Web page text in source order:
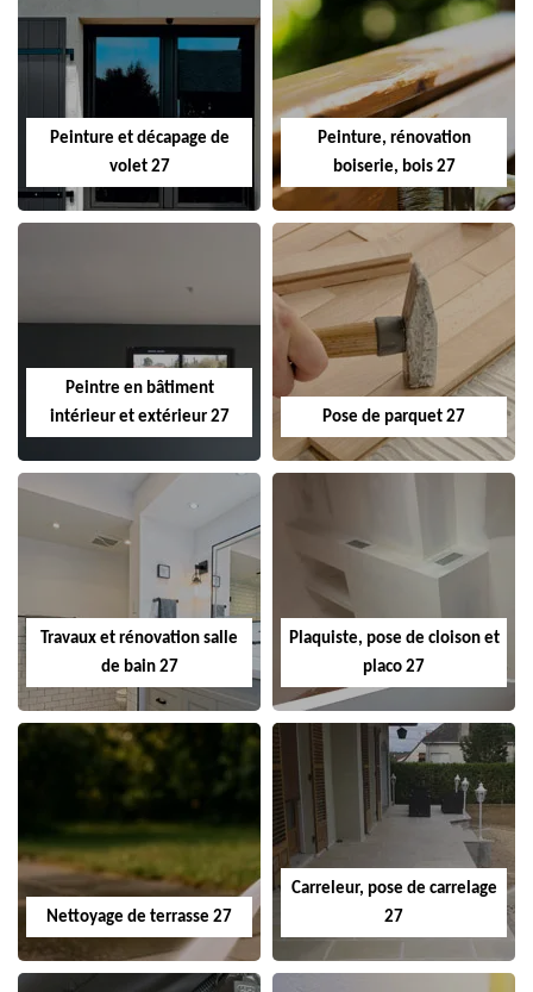
Peinture et décapage de
volet 27
Peinture, rénovation
boiserie, bois 27
Peintre en bâtiment
intérieur et extérieur 27
Pose de parquet 27
Travaux et rénovation salle
de bain 27
Plaquiste, pose de cloison et
placo 27
Nettoyage de terrasse 27
Carreleur, pose de carrelage
27